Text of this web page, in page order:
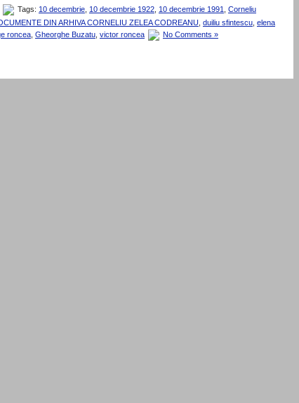
Tags: 10 decembrie 10 decembrie 1922 10 decembrie 1991
Corneliu
DIN ARHIVA CORNELIU ZELEA CODREANU duiliu sfintescu elena
roncea Gheorghe Buzatu victor roncea No Comments »